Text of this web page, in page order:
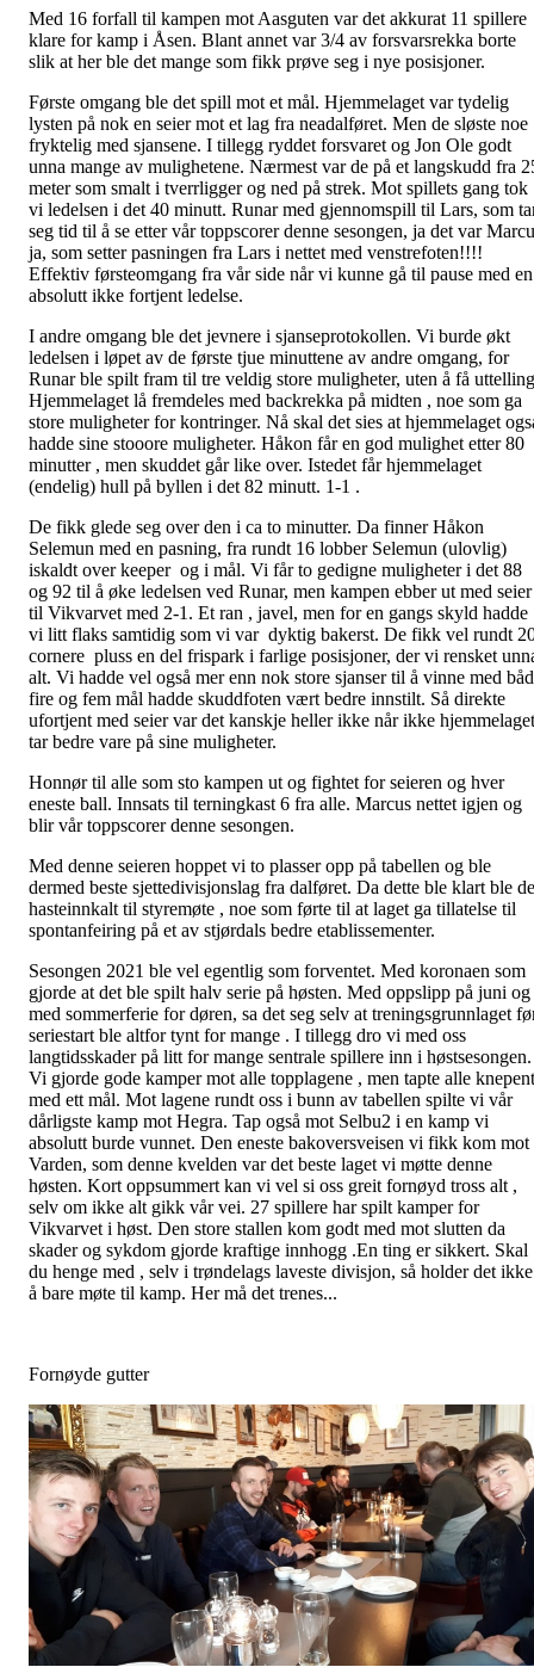
Med 16 forfall til kampen mot Aasguten var det akkurat 11 spillere
klare for kamp i Åsen. Blant annet var 3/4 av forsvarsrekka borte
slik at her ble det mange som fikk prøve seg i nye posisjoner.
Første omgang ble det spill mot et mål. Hjemmelaget var tydelig
lysten på nok en seier mot et lag fra neadalføret. Men de sløste noe
fryktelig med sjansene. I tillegg ryddet forsvaret og Jon Ole godt
unna mange av mulighetene. Nærmest var de på et langskudd fra
meter som smalt i tverrligger og ned på strek. Mot spillets gang tok
vi ledelsen i det 40 minutt. Runar med gjennomspill til Lars, som
seg tid til å se etter vår toppscorer denne sesongen, ja det var
ja, som setter pasningen fra Lars i nettet med venstrefoten!!!!
Effektiv førsteomgang fra vår side når vi kunne gå til pause med en
absolutt ikke fortjent ledelse.
I andre omgang ble det jevnere i sjanseprotokollen. Vi burde økt
ledelsen i løpet av de første tjue minuttene av andre omgang, for
Runar ble spilt fram til tre veldig store muligheter, uten å få
Hjemmelaget lå fremdeles med backrekka på midten , noe som ga
store muligheter for kontringer. Nå skal det sies at hjemmelaget
hadde sine stooore muligheter. Håkon får en god mulighet etter 80
minutter , men skuddet går like over. Istedet får hjemmelaget
(endelig) hull på byllen i det 82 minutt. 1-1 .
De fikk glede seg over den i ca to minutter. Da finner Håkon
Selemun med en pasning, fra rundt 16 lobber Selemun (ulovlig)
iskaldt over keeper og i mål. Vi får to gedigne muligheter i det 88
og 92 til å øke ledelsen ved Runar, men kampen ebber ut med seier
til Vikvarvet med 2-1. Et ran , javel, men for en gangs skyld hadde
vi litt flaks samtidig som vi var dyktig bakerst. De fikk vel rundt
cornere pluss en del frispark i farlige posisjoner, der vi rensket
alt. Vi hadde vel også mer enn nok store sjanser til å vinne med
fire og fem mål hadde skuddfoten vært bedre innstilt. Så direkte
ufortjent med seier var det kanskje heller ikke når ikke hjemmelaget
tar bedre vare på sine muligheter.
Honnør til alle som sto kampen ut og fightet for seieren og hver
eneste ball. Innsats til terningkast 6 fra alle. Marcus nettet igjen og
blir vår toppscorer denne sesongen.
Med denne seieren hoppet vi to plasser opp på tabellen og ble
dermed beste sjettedivisjonslag fra dalføret. Da dette ble klart ble
hasteinnkalt til styremøte , noe som førte til at laget ga tillatelse til
spontanfeiring på et av stjørdals bedre etablissementer.
Sesongen 2021 ble vel egentlig som forventet. Med koronaen som
gjorde at det ble spilt halv serie på høsten. Med oppslipp på juni og
med sommerferie for døren, sa det seg selv at treningsgrunnlaget
seriestart ble altfor tynt for mange . I tillegg dro vi med oss
langtidsskader på litt for mange sentrale spillere inn i høstsesongen.
Vi gjorde gode kamper mot alle topplagene , men tapte alle knepent
med ett mål. Mot lagene rundt oss i bunn av tabellen spilte vi vår
dårligste kamp mot Hegra. Tap også mot Selbu2 i en kamp vi
absolutt burde vunnet. Den eneste bakoversveisen vi fikk kom mot
Varden, som denne kvelden var det beste laget vi møtte denne
høsten. Kort oppsummert kan vi vel si oss greit fornøyd tross alt ,
selv om ikke alt gikk vår vei. 27 spillere har spilt kamper for
Vikvarvet i høst. Den store stallen kom godt med mot slutten da
skader og sykdom gjorde kraftige innhogg .En ting er sikkert. Skal
du henge med , selv i trøndelags laveste divisjon, så holder det ikke
å bare møte til kamp. Her må det trenes...
Fornøyde gutter